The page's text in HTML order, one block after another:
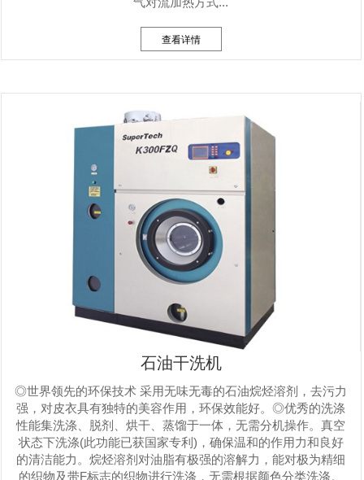
查看详情
石油干洗机
◎世界领先的环保技术 采用无味无毒的石油烷烃溶剂，去污力
强，对皮衣具有独特的美容作用，环保效能好。◎优秀的洗涤
性能集洗涤、脱剂、烘干、蒸馏于一体，无需分机操作。真空
状态下洗涤(此功能已获国家专利)，确保温和的作用力和良好
的清洁能力。烷烃溶剂对油脂有极强的溶解力，能对极为精细
的织物及带F标志的织物进行洗涤，无需根据颜色分类洗涤。